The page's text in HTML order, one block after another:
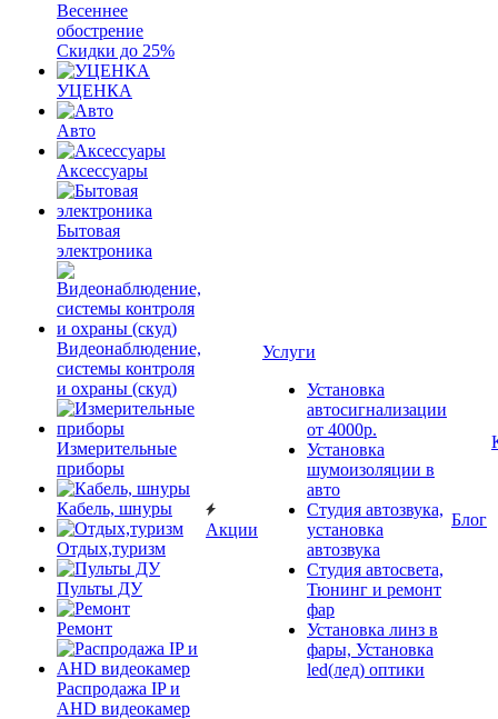
Весеннее
обострение
Скидки до 25%
УЦЕНКА
Авто
Аксессуары
Бытовая
электроника
Видеонаблюдение,
системы контроля
и охраны (скуд)
Измерительные
приборы
Кабель, шнуры
Отдых,туризм
Пульты ДУ
Ремонт
Распродажа IP и
AHD видеокамер
Акции
Услуги
Установка
автосигнализации
от 4000р.
Установка
шумоизоляции в
авто
Студия автозвука,
установка
автозвука
Студия автосвета,
Тюнинг и ремонт
фар
Установка линз в
фары, Установка
led(лед) оптики
Блог